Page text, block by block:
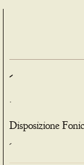
-
.
Disposizione
-